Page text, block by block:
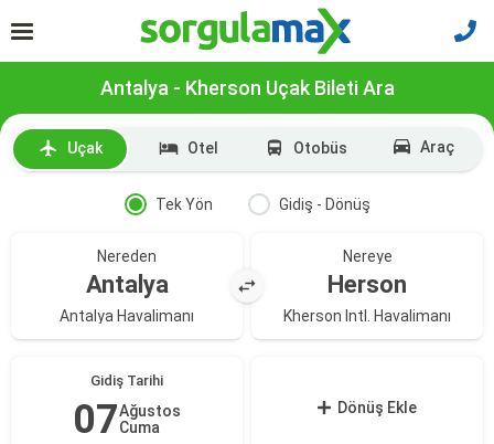
Antalya - Kherson Uçak Bileti Ara
Uçak Otel Otobüs Araç
Tek Yön Gidiş - Dönüş
Nereden
Antalya
Antalya Havalimanı
Nereye
Herson
Kherson Intl. Havalimanı
Gidiş Tarihi
07Ağustos
Cuma
Dönüş Ekle